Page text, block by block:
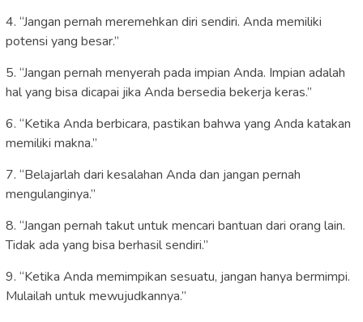
4. “Jangan pernah meremehkan diri sendiri. Anda memiliki
potensi yang besar.”
5. “Jangan pernah menyerah pada impian Anda. Impian adalah
hal yang bisa dicapai jika Anda bersedia bekerja keras.”
6. “Ketika Anda berbicara, pastikan bahwa yang Anda katakan
memiliki makna.”
7. “Belajarlah dari kesalahan Anda dan jangan pernah
mengulanginya.”
8. “Jangan pernah takut untuk mencari bantuan dari orang lain.
Tidak ada yang bisa berhasil sendiri.”
9. “Ketika Anda memimpikan sesuatu, jangan hanya bermimpi.
Mulailah untuk mewujudkannya.”